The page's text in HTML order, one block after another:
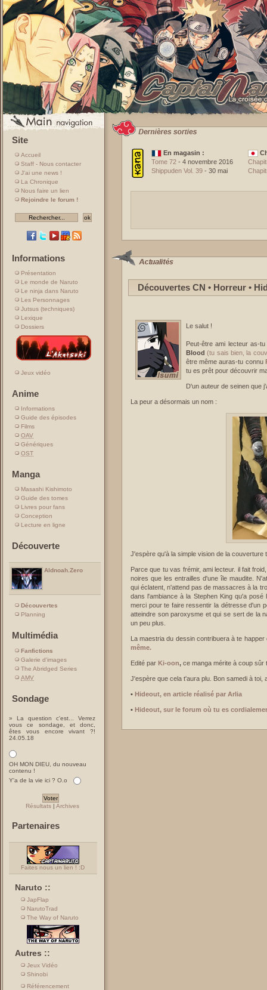
Site
Accueil
Staff - Nous contacter
J'ai une news !
La Chronique
Nous faire un lien
Rejoindre le forum !
Informations
Présentation
Le monde de Naruto
Le ninja dans Naruto
Les Personnages
Jutsus (techniques)
Lexique
Dossiers
Jeux vidéo
Anime
Informations
Guide des épisodes
Films
OAV
Génériques
OST
Manga
Masashi Kishimoto
Guide des tomes
Livres pour fans
Conception
Lecture en ligne
Découverte
Aldnoah.Zero
Découvertes
Planning
Multimédia
Fanfictions
Galerie d'images
The Abridged Series
AMV
Sondage
» La question c'est... Verrez
vous ce sondage, et donc,
êtes vous encore vivant ?!
24.05.18
OH MON DIEU, du nouveau
contenu !
Y'a de la vie ici ? O.o
Résultats| Archives
Partenaires
Faites nous un lien ! :D
Naruto ::
JapFlap
NarutoTrad
The Way of Naruto
Autres ::
Jeux Vidéo
Shinobi
Référencement
En magasin :
Tome 72 - 4 novembre 2016
Shippuden Vol. 39 - 30 mai
Découvertes CN • Horreur •
Le salut !
Peut-être ami lecteur as-
Blood (tu sais bien, la
être même auras-tu connu
tu es prêt pour découvrir
D'un auteur de seinen que
La peur a désormais un nom :
J'espère qu'à la simple vision de la
Parce que tu vas frémir, ami lecteur. il fait
noires que les entrailles d'une île maudite.
qui éclatent, n'attend pas de massacres à la
dans l'ambiance à la Stephen King qu'a
merci pour te faire ressentir la détresse d'un
atteindre son paroxysme et qui se sert de la
un peu plus.
La maestria du dessin contribuera à te
même.
Edité par Ki-oon, ce manga mérite à coup sûr
J'espère que cela t'aura plu. Bon samedi à toi,
• Hideout, en article réalisé par Arlia
• Hideout, sur le forum où tu es